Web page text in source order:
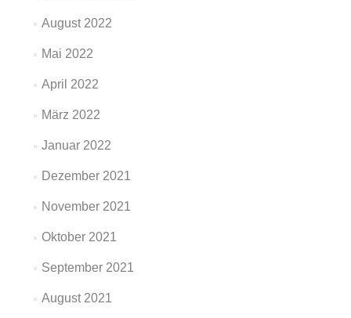
August 2022
Mai 2022
April 2022
März 2022
Januar 2022
Dezember 2021
November 2021
Oktober 2021
September 2021
August 2021